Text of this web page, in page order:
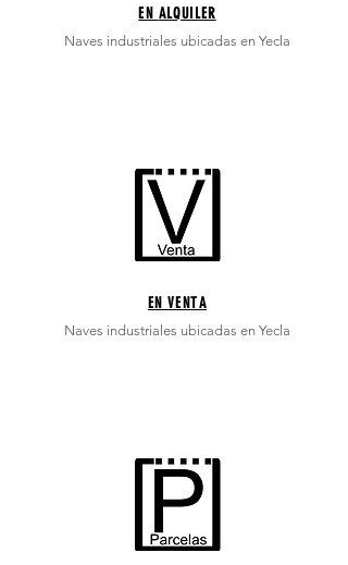
EN ALQUILER
Naves industriales ubicadas en Yecla
ENVENTA
Naves industriales ubicadas en Yecla